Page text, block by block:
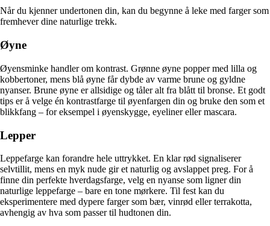
Når du kjenner undertonen din, kan du begynne å leke med farger som
fremhever dine naturlige trekk.
Øyne
Øyensminke handler om kontrast. Grønne øyne popper med lilla og
kobbertoner, mens blå øyne får dybde av varme brune og gyldne
nyanser. Brune øyne er allsidige og tåler alt fra blått til bronse. Et godt
tips er å velge én kontrastfarge til øyenfargen din og bruke den som et
blikkfang – for eksempel i øyenskygge, eyeliner eller mascara.
Lepper
Leppefarge kan forandre hele uttrykket. En klar rød signaliserer
selvtillit, mens en myk nude gir et naturlig og avslappet preg. For å
finne din perfekte hverdagsfarge, velg en nyanse som ligner din
naturlige leppefarge – bare en tone mørkere. Til fest kan du
eksperimentere med dypere farger som bær, vinrød eller terrakotta,
avhengig av hva som passer til hudtonen din.